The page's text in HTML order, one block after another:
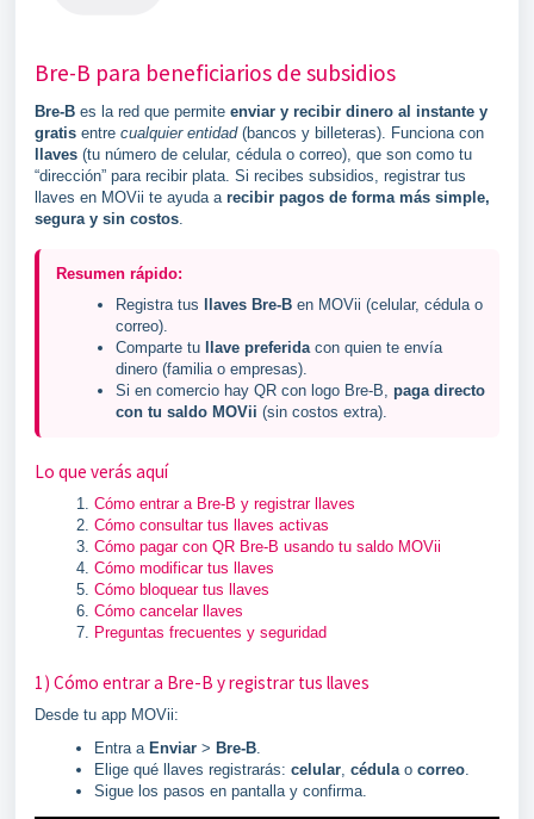
Bre-B para beneficiarios de subsidios
Bre-B es la red que permite enviar y recibir dinero al instante y
gratis entre cualquier entidad(bancos y billeteras). Funciona con
llaves (tu número de celular, cédula o correo), que son como tu
“dirección” para recibir plata. Si recibes subsidios, registrar tus
llaves en MOVii te ayuda a recibir pagos de forma más simple,
segura y sin costos
Resumen rápido:
Registra tus
llaves Bre-B en MOVii (celular, cédula o
correo).
Comparte tu
llave preferida con quien te envía
dinero (familia o empresas).
Si en comercio hay QR con logo Bre-B, paga directo
con tu saldo MOVii (sin costos extra).
Lo que verás aquí
Cómo entrar a Bre-B y registrar llaves
Cómo consultar tus llaves activas
Cómo pagar con QR Bre-B usando tu saldo MOVii
Cómo modificar tus llaves
Cómo bloquear tus llaves
Cómo cancelar llaves
Preguntas frecuentes y seguridad
1) Cómo entrar a Bre-B y registrar tus llaves
Desde tu app MOVii:
Entra a Enviar > Bre-B
Elige qué llaves registrarás: celular cédula o correo
Sigue los pasos en pantalla y confirma.